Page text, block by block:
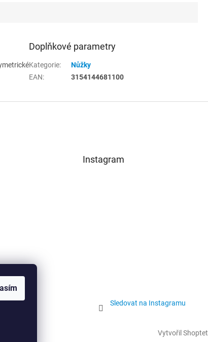
Doplňkové parametry
Kategorie:
Nůžky
EAN: 3154144681100
Instagram
Sledovat na Instagramu
Vytvořil Shoptet